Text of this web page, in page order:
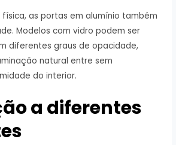
as portas em alumínio também
Modelos com vidro podem ser
diferentes graus de opacidade,
natural entre sem
do interior.
a diferentes